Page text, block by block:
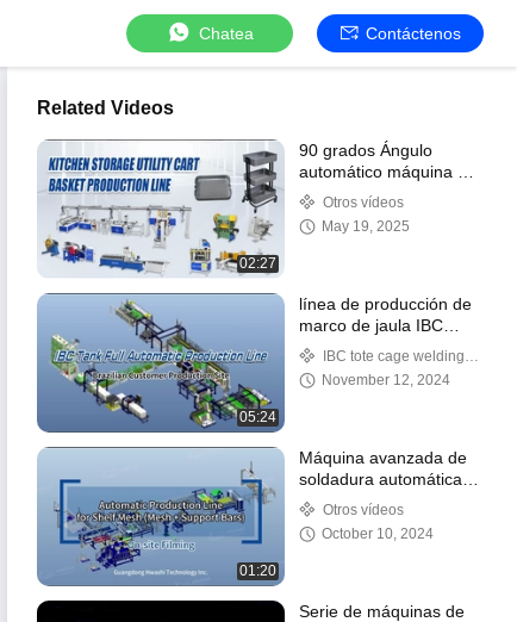
Chatea Contáctenos
Related Videos
02:27
90 grados Ángulo
automático máquina de
soldadura eléctrica del
fregadero de acero /
soldador del fregadero
Otros vídeos
May 19, 2025
05:24
línea de producción de
marco de jaula IBC
totalmente
automatizada
personalizada
IBC tote cage welding
line November 12, 2024
01:20
Máquina avanzada de
soldadura automática
de estantes de alambre
para línea de
producción de estantes
Otros vídeos
October 10, 2024
Serie de máquinas de